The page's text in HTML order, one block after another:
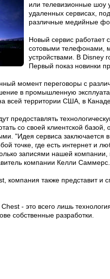
или телевизионные шоу
удаленных сервисах,
различные медийные
Новый сервис работает
сотовыми телефонами,
устройствами. В Disney
Первый показ новинки
момент переговоры с
в промышленную
всей территории США, в
предоставлять
со своей клиентской базой,
"Идея сервиса заключается
точке, где есть интернет и
записями нашей
компании Келли Саммерс.
компания также представит и
- это всего лишь
собственные разработки.